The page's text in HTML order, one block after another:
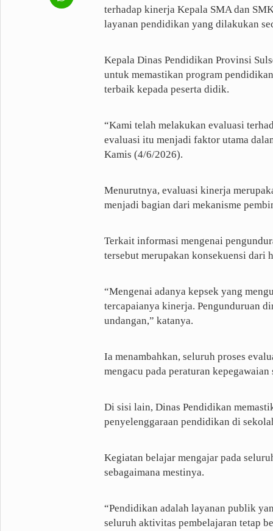
terhadap kinerja Kepala SMA dan
layanan pendidikan yang dilakukan
Kepala Dinas Pendidikan Provinsi
untuk memastikan program
terbaik kepada peserta didik.
“Kami telah melakukan evaluasi
evaluasi itu menjadi faktor utama
Kamis (4/6/2026).
Menurutnya, evaluasi kinerja
menjadi bagian dari mekanisme
Terkait informasi mengenai
tersebut merupakan konsekuensi dari
“Mengenai adanya kepsek yang
tercapaianya kinerja. Pengunduruan
undangan,” katanya.
Ia menambahkan, seluruh proses
mengacu pada peraturan
Di sisi lain, Dinas Pendidikan
penyelenggaraan pendidikan di
Kegiatan belajar mengajar pada
sebagaimana mestinya.
“Pendidikan adalah layanan publik
seluruh aktivitas pembelajaran tetap